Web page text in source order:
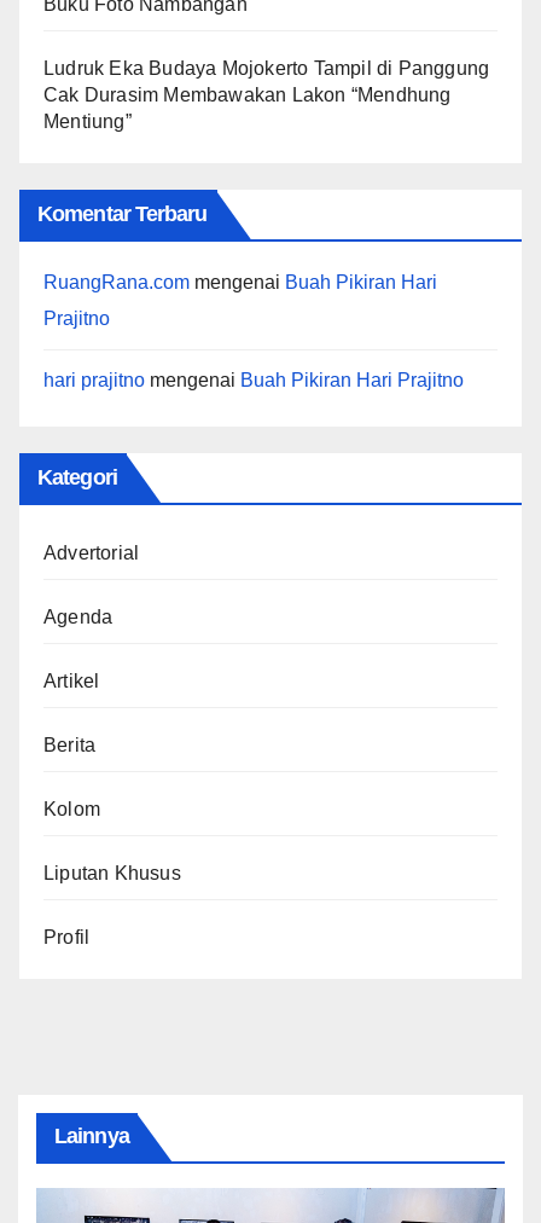
Buku Foto Nambangan
Ludruk Eka Budaya Mojokerto Tampil di Panggung
Cak Durasim Membawakan Lakon “Mendhung
Mentiung”
Komentar Terbaru
RuangRana.com mengenai Buah Pikiran Hari
Prajitno
hari prajitno mengenai Buah Pikiran Hari Prajitno
Kategori
Advertorial
Agenda
Artikel
Berita
Kolom
Liputan Khusus
Profil
Lainnya